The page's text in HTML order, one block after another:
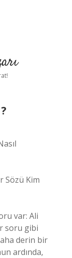
Sözü Kim
var: Ali
soru gibi
derin bir
ardında,